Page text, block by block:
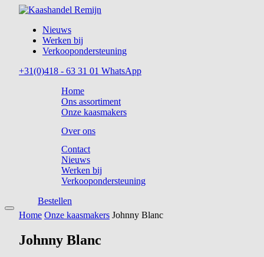
Nieuws
Werken bij
Verkoopondersteuning
+31(0)418 - 63 31 01 WhatsApp
Home
Ons assortiment
Onze kaasmakers
Over ons
Contact
Nieuws
Werken bij
Verkoopondersteuning
Bestellen
Home Onze kaasmakers Johnny Blanc
Johnny Blanc